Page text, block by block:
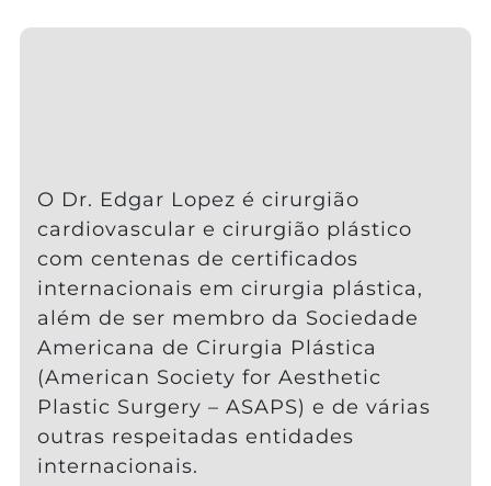
O Dr. Edgar Lopez é cirurgião
cardiovascular e cirurgião plástico
com centenas de certificados
internacionais em cirurgia plástica,
além de ser membro da Sociedade
Americana de Cirurgia Plástica
(American Society for Aesthetic
Plastic Surgery – ASAPS) e de várias
outras respeitadas entidades
internacionais.